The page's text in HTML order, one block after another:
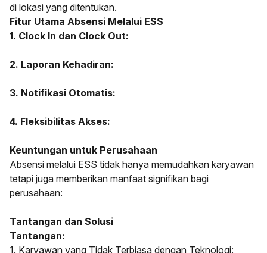
di lokasi yang ditentukan.
Fitur Utama Absensi Melalui ESS
1. Clock In dan Clock Out:
2. Laporan Kehadiran:
3. Notifikasi Otomatis:
4. Fleksibilitas Akses:
Keuntungan untuk Perusahaan
Absensi melalui ESS tidak hanya memudahkan karyawan
tetapi juga memberikan manfaat signifikan bagi
perusahaan:
Tantangan dan Solusi
Tantangan:
1. Karyawan yang Tidak Terbiasa dengan Teknologi: